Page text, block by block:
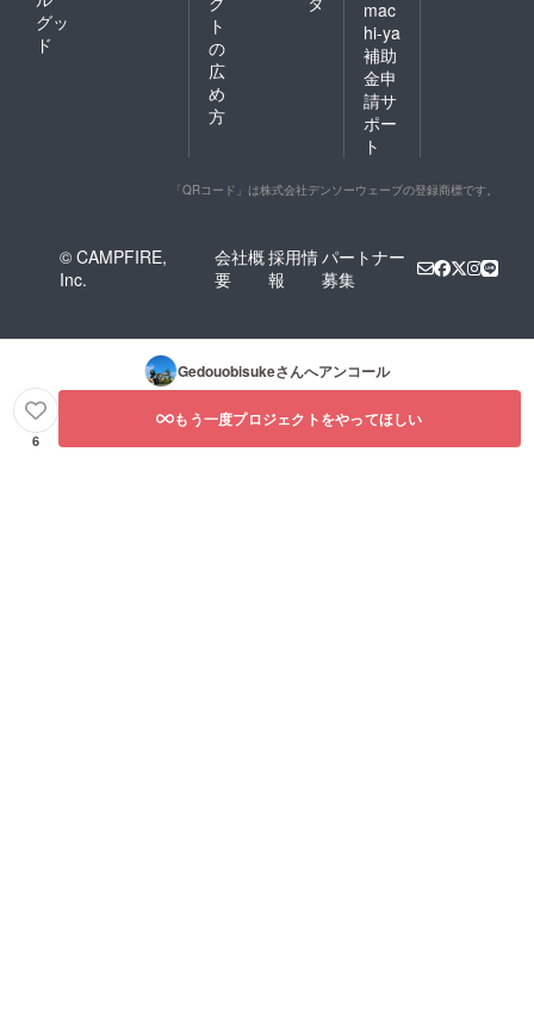
グッ
ド
ト
の
広
め
方
mac
hi-ya
補助
金申
請サ
ポー
ト
「QRコード」は株式会社デンソーウェーブの登録商標です。
© CAMPFIRE,
Inc.
会社概
要
採用情
報
パートナー
募集
Gedouobisukeさんへアンコール
6
もう一度プロジェクトをやってほしい